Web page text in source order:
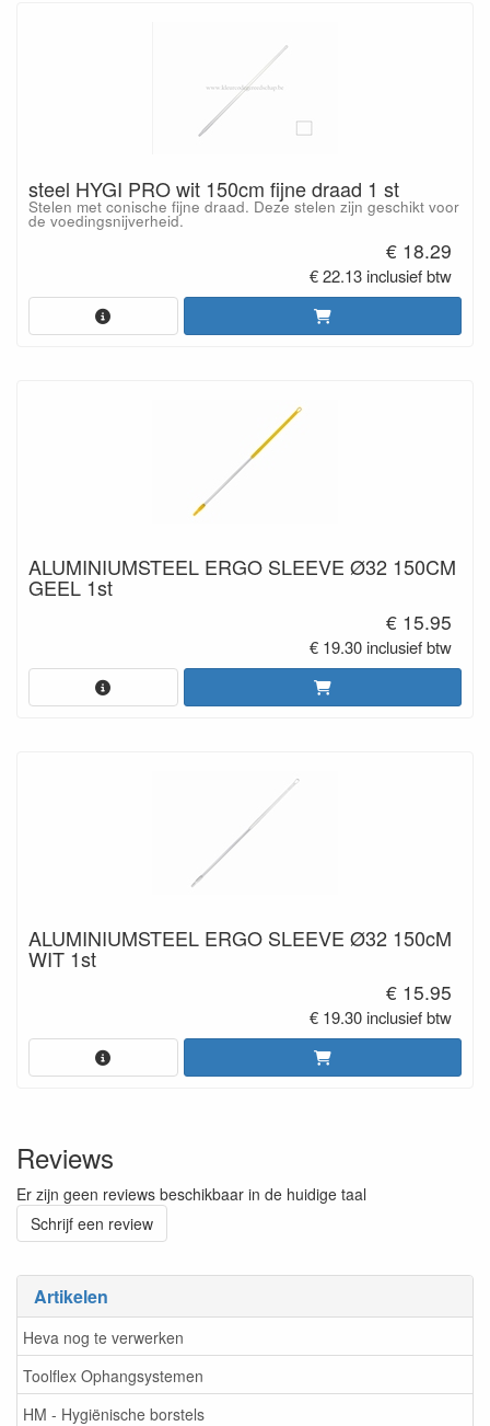
Artikelen
Heva nog te verwerken
Toolflex Ophangsystemen
HM - Hygiënische borstels
steel HYGI PRO wit 150cm fijne draad 1 st
Stelen met conische fijne draad. Deze stelen zijn geschikt voor
de voedingsnijverheid.
€ 18.29
€ 22.13 inclusief btw
ALUMINIUMSTEEL ERGO SLEEVE Ø32 150CM
GEEL 1st
€ 15.95
€ 19.30 inclusief btw
ALUMINIUMSTEEL ERGO SLEEVE Ø32 150cM
WIT 1st
€ 15.95
€ 19.30 inclusief btw
Reviews
Er zijn geen reviews beschikbaar in de huidige taal
Schrijf een review